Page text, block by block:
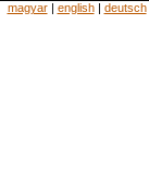
magyar| english| deutsch